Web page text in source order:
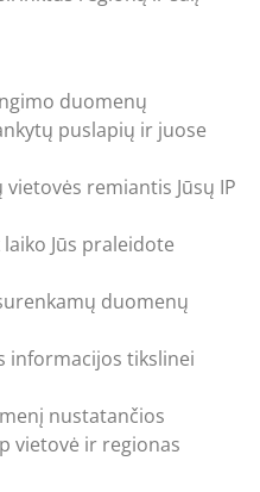
duomenų
puslapių ir juose
vietovės remiantis Jūsų IP
Jūs praleidote
duomenų
informacijos tikslinei
nustatančios
vietovė ir regionas